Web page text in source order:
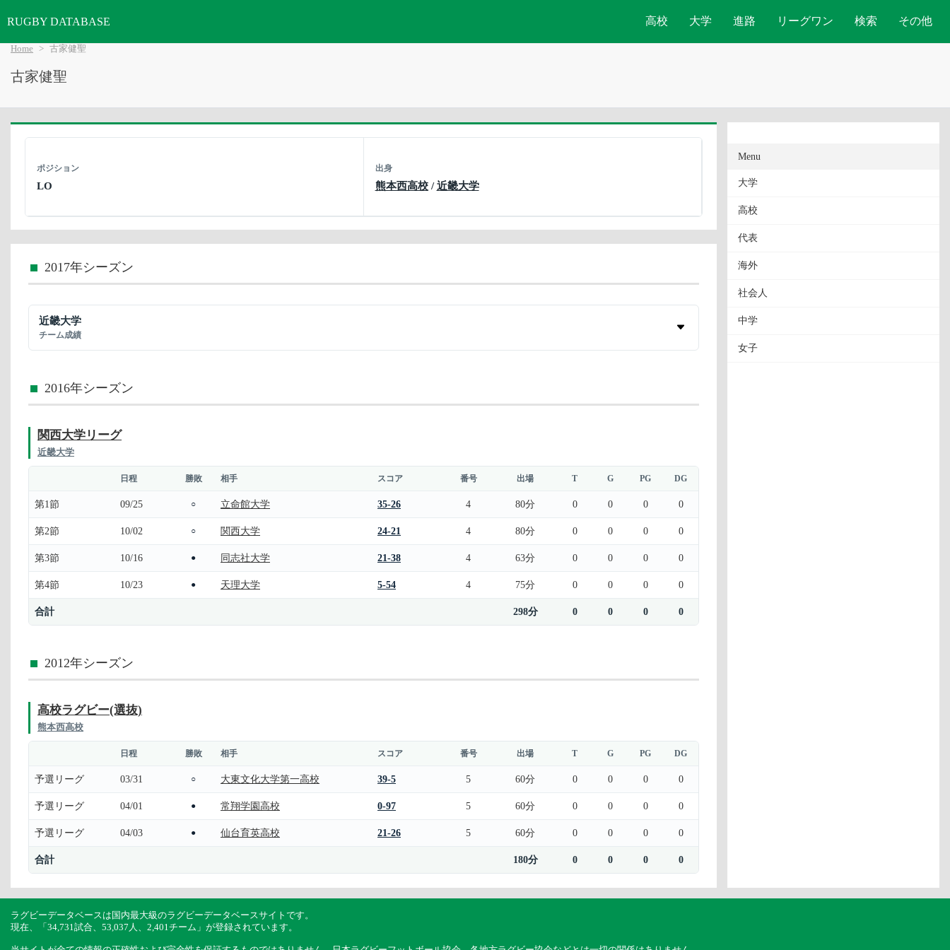
RUGBY DATABASE 高校 大学 進路 リーグワン 検索 その他
Home 古家健聖
古家健聖
ポジション
LO
出身
熊本西高校/近畿大学
2017年シーズン
近畿大学
チーム成績
2016年シーズン
関西大学リーグ
近畿大学
日程 勝敗 相手 スコア 番号 出場 T G PG DG
第1節 09/25 ○ 立命館大学 35-26 4 80分 0 0 0 0
第2節 10/02 ○ 関西大学 24-21 4 80分 0 0 0 0
第3節 10/16 ● 同志社大学 21-38 4 63分 0 0 0 0
第4節 10/23 ● 天理大学 5-54 4 75分 0 0 0 0
合計 298分 0 0 0 0
2012年シーズン
高校ラグビー(選抜)
熊本西高校
日程 勝敗 相手 スコア 番号 出場 T G PG DG
予選リーグ 03/31 ○ 大東文化大学第一高校 39-5 5 60分 0 0 0 0
予選リーグ 04/01 ● 常翔学園高校 0-97 5 60分 0 0 0 0
予選リーグ 04/03 ● 仙台育英高校 21-26 5 60分 0 0 0 0
合計 180分 0 0 0 0
Menu
大学
高校
代表
海外
社会人
中学
女子
ラグビーデータベースは国内最大級のラグビーデータベースサイトです。
現在、「34,731試合、53,037人、2,401チーム」が登録されています。